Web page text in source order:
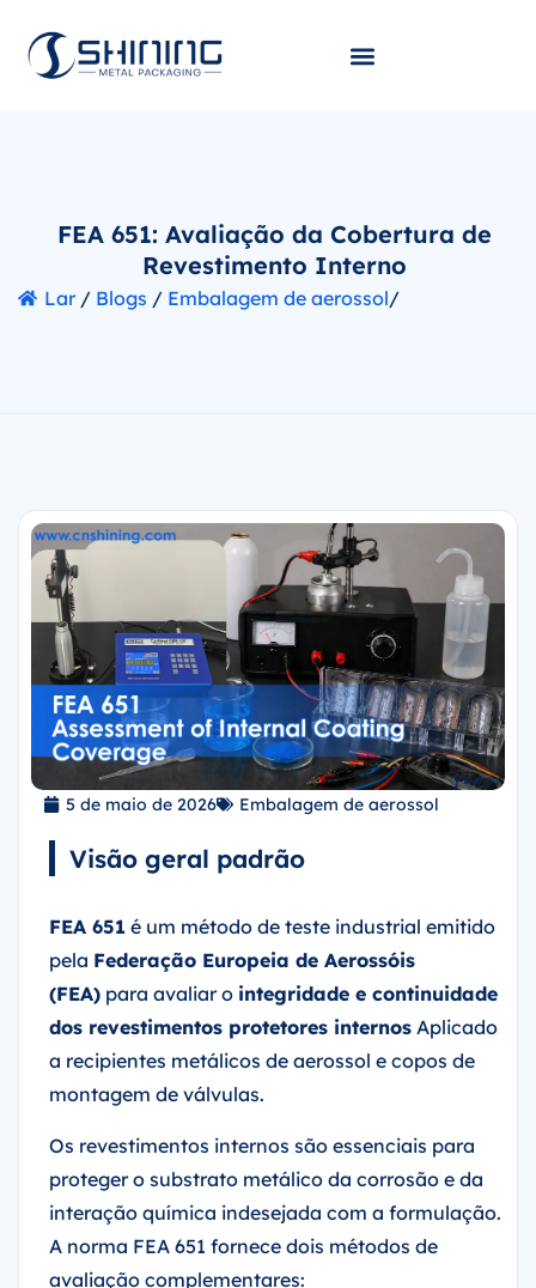
FEA 651: Avaliação da Cobertura de
Revestimento Interno
Lar/ Blogs / Embalagem de aerossol/
5 de maio de 2026 Embalagem de aerossol
Visão geral padrão
FEA 651 é um método de teste industrial emitido
pela Federação Europeia de Aerossóis
(FEA) para avaliar o integridade e continuidade
dos revestimentos protetores internos Aplicado
a recipientes metálicos de aerossol e copos de
montagem de válvulas.
Os revestimentos internos são essenciais para
proteger o substrato metálico da corrosão e da
interação química indesejada com a formulação.
A norma FEA 651 fornece dois métodos de
avaliação complementares: